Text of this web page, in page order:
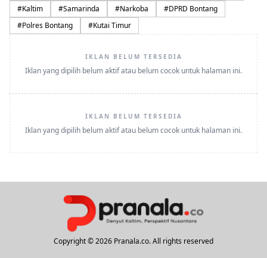
#Kaltim #Samarinda #Narkoba #DPRD Bontang
#Polres Bontang #Kutai Timur
IKLAN BELUM TERSEDIA
Iklan yang dipilih belum aktif atau belum cocok untuk halaman ini.
IKLAN BELUM TERSEDIA
Iklan yang dipilih belum aktif atau belum cocok untuk halaman ini.
Copyright © 2026 Pranala.co. All rights reserved